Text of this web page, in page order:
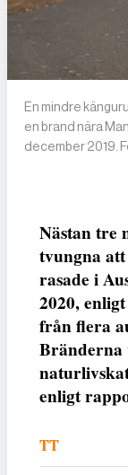
En mindre
en brand nära
december 2019.
Nästan tre
tvungna
rasade i
2020,
från flera
Bränderna
enligt
TT